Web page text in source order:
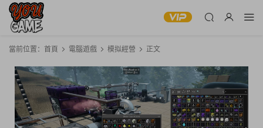
當前位置： 首頁 電腦遊戲 模拟經營 正文